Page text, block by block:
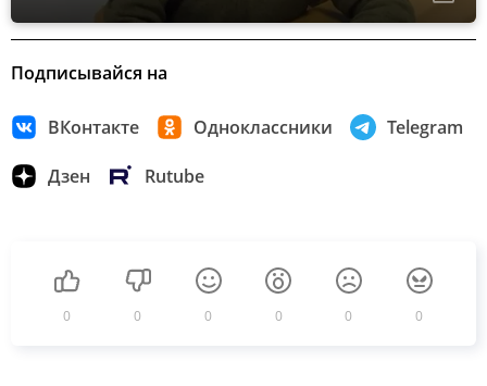
Подписывайся на
ВКонтакте Одноклассники Telegram
Дзен Rutube
0 0 0 0 0 0